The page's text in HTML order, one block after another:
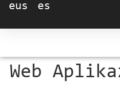
eus es
Web